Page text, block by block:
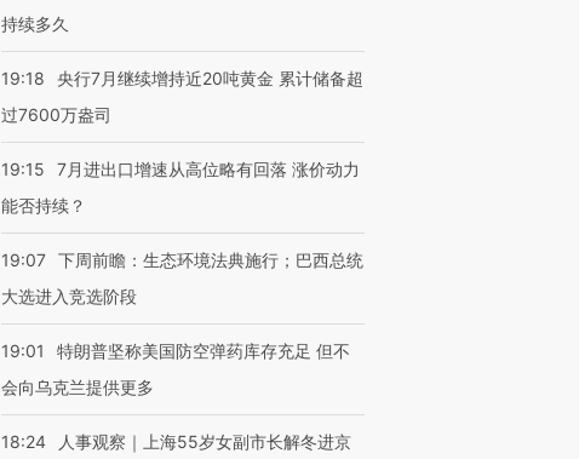
持续多久
19:18
央行7月继续增持近20吨黄金 累计储备超
过7600万盎司
19:15
7月进出口增速从高位略有回落 涨价动力
能否持续？
19:07 下周前瞻：生态环境法典施行；巴西总统
大选进入竞选阶段
19:01
特朗普坚称美国防空弹药库存充足 但不
会向乌克兰提供更多
18:24
人事观察｜上海55岁女副市长解冬进京